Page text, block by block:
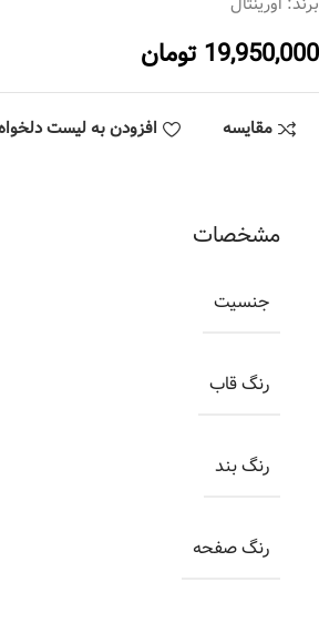
19,950,000 تومان
مقایسه افزودن به لیست
مشخصات
جنسیت
رنگ قاب
رنگ بند
رنگ صفحه